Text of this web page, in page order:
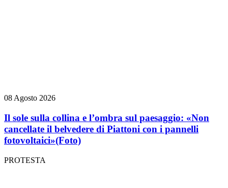
08 Agosto 2026
Il sole sulla collina e l’ombra sul paesaggio: «Non
cancellate il belvedere di Piattoni con i pannelli
fotovoltaici»(Foto)
PROTESTA